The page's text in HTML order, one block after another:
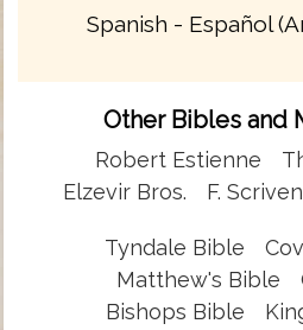
Spanish - Español
Other Bibles and
Robert Estienne
Elzevir Bros.
F.
Tyndale Bible
Matthew's Bible
Bishops Bible